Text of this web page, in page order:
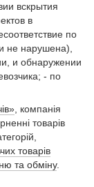
вскрытия
в
по
не нарушена),
и обнаружении
- по
, компанія
товарів
товарів
та обміну.